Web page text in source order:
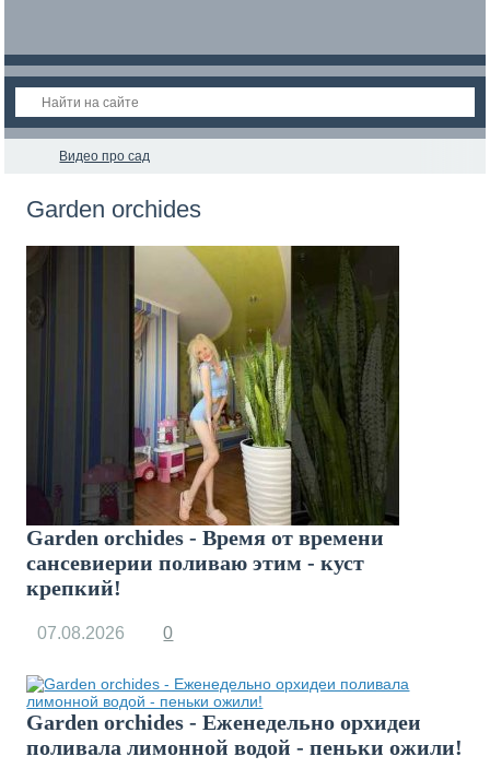
Видео про сад
Garden orchides
Garden orchides - Время от времени
сансевиерии поливаю этим - куст
крепкий!
07.08.2026 0
Garden orchides - Еженедельно орхидеи
поливала лимонной водой - пеньки ожили!